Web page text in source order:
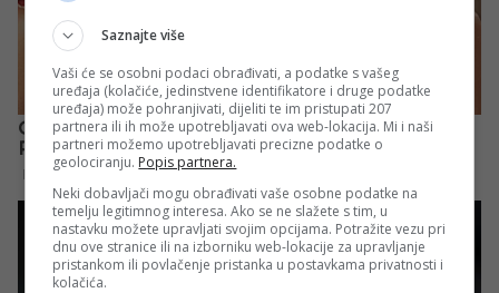
Saznajte više
Vaši će se osobni podaci obrađivati, a podatke s vašeg
uređaja (kolačiće, jedinstvene identifikatore i druge podatke
uređaja) može pohranjivati, dijeliti te im pristupati 207
partnera ili ih može upotrebljavati ova web-lokacija. Mi i naši
partneri možemo upotrebljavati precizne podatke o
geolociranju. Popis partnera.
Neki dobavljači mogu obrađivati vaše osobne podatke na
temelju legitimnog interesa. Ako se ne slažete s tim, u
nastavku možete upravljati svojim opcijama. Potražite vezu pri
dnu ove stranice ili na izborniku web-lokacije za upravljanje
pristankom ili povlačenje pristanka u postavkama privatnosti i
kolačića.